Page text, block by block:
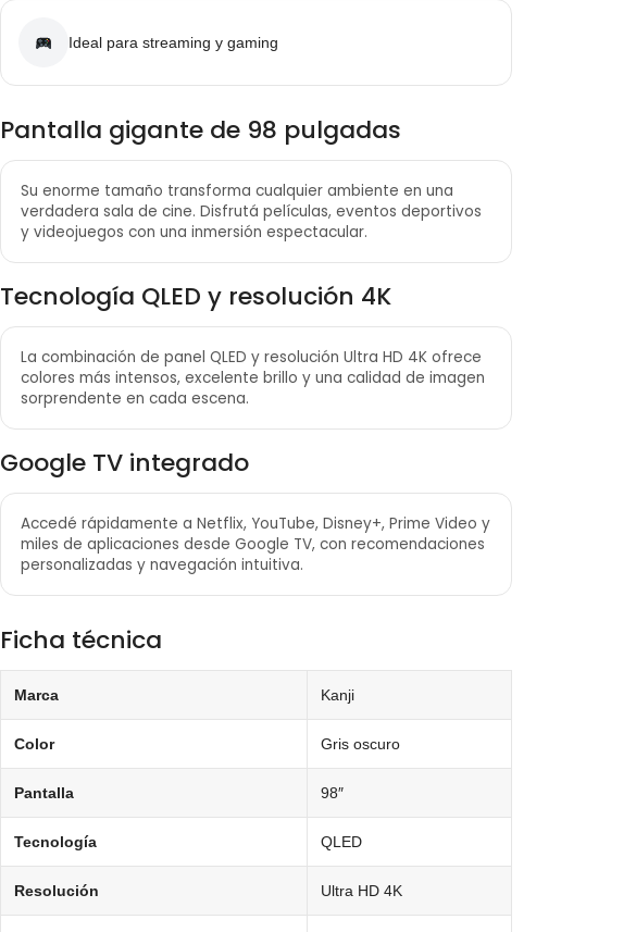
Ideal para streaming y gaming
Pantalla gigante de 98 pulgadas
Su enorme tamaño transforma cualquier ambiente en una
verdadera sala de cine. Disfrutá películas, eventos deportivos
y videojuegos con una inmersión espectacular.
Tecnología QLED y resolución 4K
La combinación de panel QLED y resolución Ultra HD 4K ofrece
colores más intensos, excelente brillo y una calidad de imagen
sorprendente en cada escena.
Google TV integrado
Accedé rápidamente a Netflix, YouTube, Disney+, Prime Video y
miles de aplicaciones desde Google TV, con recomendaciones
personalizadas y navegación intuitiva.
Ficha técnica
Marca Kanji
Color Gris oscuro
Pantalla 98″
Tecnología QLED
Resolución Ultra HD 4K